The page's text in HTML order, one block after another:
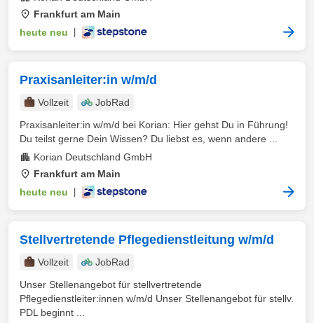
Frankfurt am Main
heute neu
Praxisanleiter:in w/m/d
Vollzeit
JobRad
Praxisanleiter:in w/m/d bei Korian: Hier gehst Du in Führung!
Du teilst gerne Dein Wissen? Du liebst es, wenn andere ...
Korian Deutschland GmbH
Frankfurt am Main
heute neu
Stellvertretende Pflegedienstleitung w/m/d
Vollzeit
JobRad
Unser Stellenangebot für stellvertretende
Pflegedienstleiter:innen w/m/d Unser Stellenangebot für stellv.
PDL beginnt ...